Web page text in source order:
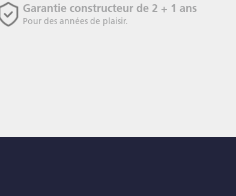
Garantie constructeur de 2 + 1 ans
Pour des années de plaisir.